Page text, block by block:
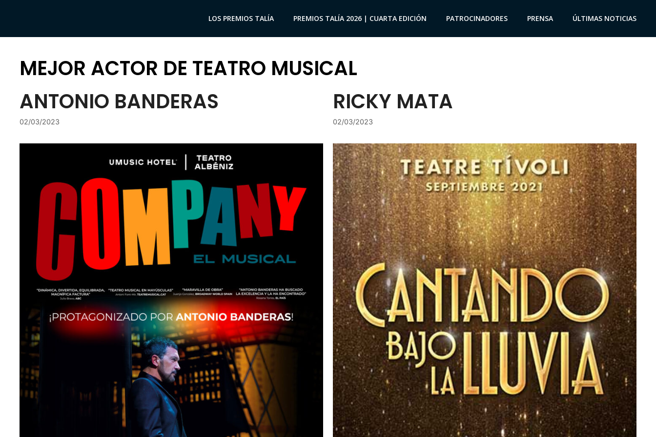
LOS PREMIOS TALÍA PREMIOS TALÍA 2026 | CUARTA EDICIÓN PATROCINADORES PRENSA ÚLTIMAS NOTICIAS
MEJOR ACTOR DE TEATRO MUSICAL
ANTONIO BANDERAS
02/03/2023
RICKY MATA
02/03/2023